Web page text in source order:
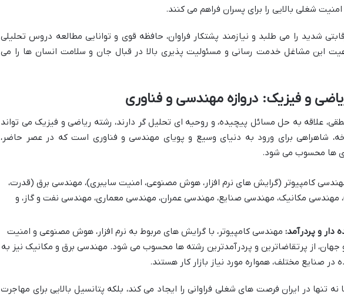
شغلی بالایی را برای پسران فراهم می کنند.
شدید را می طلبد و نیازمند پشتکار فراوان، حافظه قوی و توانایی مطالعه دروس تحلیلی
این مشاغل خدمت رسانی و مسئولیت پذیری بالا در قبال جان و سلامت انسان ها را می
و فیزیک: دروازه مهندسی و فناوری
علاقه به حل مسائل پیچیده، و روحیه ای تحلیل گر دارند، رشته ریاضی و فیزیک می تواند
شاهراهی برای ورود به دنیای وسیع و پویای مهندسی و فناوری است که در عصر حاضر،
ها محسوب می شود.
کامپیوتر (گرایش های نرم افزار، هوش مصنوعی، امنیت سایبری)، مهندسی برق (قدرت،
مهندسی مکانیک، مهندسی صنایع، مهندسی عمران، مهندسی معماری، مهندسی نفت و گاز، و
دار و پردرآمد: مهندسی کامپیوتر، با گرایش های مربوط به نرم افزار، هوش مصنوعی و امنیت
و جهان، از پرتقاضاترین و پردرآمدترین رشته ها محسوب می شود. مهندسی برق و مکانیک نیز به
در صنایع مختلف، همواره مورد نیاز بازار کار هستند.
تنها در ایران فرصت های شغلی فراوانی را ایجاد می کند، بلکه پتانسیل بالایی برای مهاجرت